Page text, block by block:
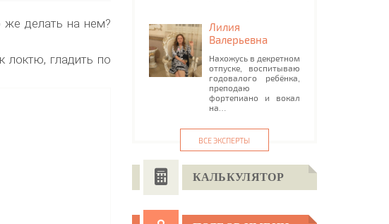
же делать на нем?
локтю, гладить по
Лилия
Валерьевна
Нахожусь в декретном
отпуске, воспитываю
годовалого ребёнка,
преподаю
фортепиано и вокал
на…
ВСЕ ЭКСПЕРТЫ
КАЛЬКУЛЯТОР